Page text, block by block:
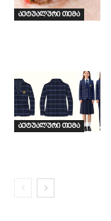
აქტუალური თემა
აქტუალური თემა